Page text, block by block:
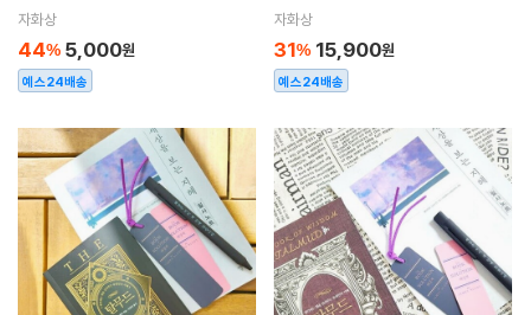
자화상
44% 5,000원
예스24배송
노트 3권 세트
자화상
31% 15,900원
예스24배송